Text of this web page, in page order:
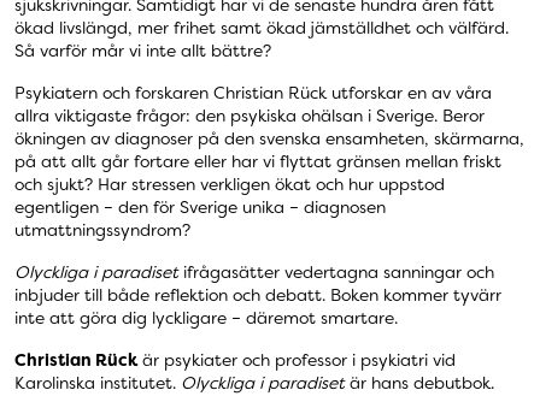
sjukskrivningar. Samtidigt har vi de senaste hundra åren fått
ökad livslängd, mer frihet samt ökad jämställdhet och välfärd.
Så varför mår vi inte allt bättre?
Psykiatern och forskaren Christian Rück utforskar en av våra
allra viktigaste frågor: den psykiska ohälsan i Sverige. Beror
ökningen av diagnoser på den svenska ensamheten, skärmarna,
på att allt går fortare eller har vi flyttat gränsen mellan friskt
och sjukt? Har stressen verkligen ökat och hur uppstod
egentligen – den för Sverige unika – diagnosen
utmattningssyndrom?
Olyckliga i paradisetifrågasätter vedertagna sanningar och
inbjuder till både reflektion och debatt. Boken kommer tyvärr
inte att göra dig lyckligare – däremot smartare.
Christian Rückär psykiater och professor i psykiatri vid
Karolinska institutet. Olyckliga i paradisetär hans debutbok.